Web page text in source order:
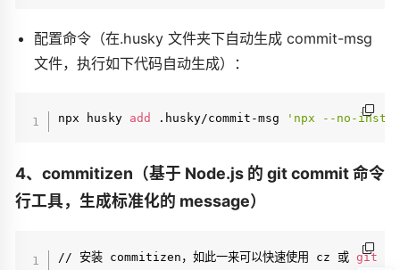
配置命令（在.husky 文件夹下自动生成 commit-msg
文件，执行如下代码自动生成）：
npx husky add .husky/commit-msg 'npx --no-
4、commitizen（基于 Node.js 的 git commit 命令
行工具，生成标准化的 message）
// 安装 commitizen，如此一来可以快速使用 cz 或 git